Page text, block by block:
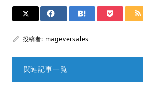
投稿者: mageversales
関連記事一覧